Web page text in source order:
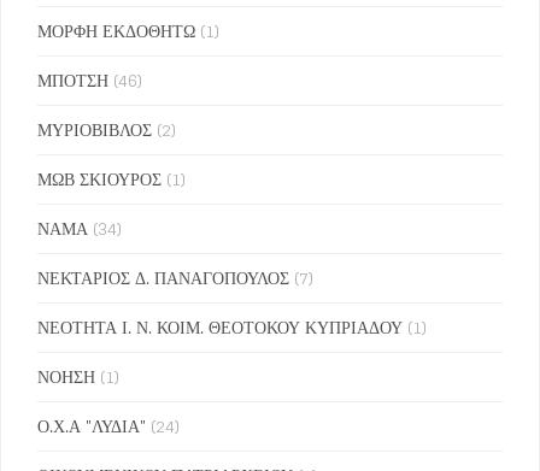
ΜΟΡΦΗ ΕΚΔΟΘΗΤΩ (1)
ΜΠΟΤΣΗ (46)
ΜΥΡΙΟΒΙΒΛΟΣ (2)
ΜΩΒ ΣΚΙΟΥΡΟΣ (1)
ΝΑΜΑ (34)
ΝΕΚΤΑΡΙΟΣ Δ. ΠΑΝΑΓΟΠΟΥΛΟΣ (7)
ΝΕΟΤΗΤΑ Ι. Ν. ΚΟΙΜ. ΘΕΟΤΟΚΟΥ ΚΥΠΡΙΑΔΟΥ (1)
ΝΟΗΣΗ (1)
Ο.Χ.Α "ΛΥΔΙΑ" (24)